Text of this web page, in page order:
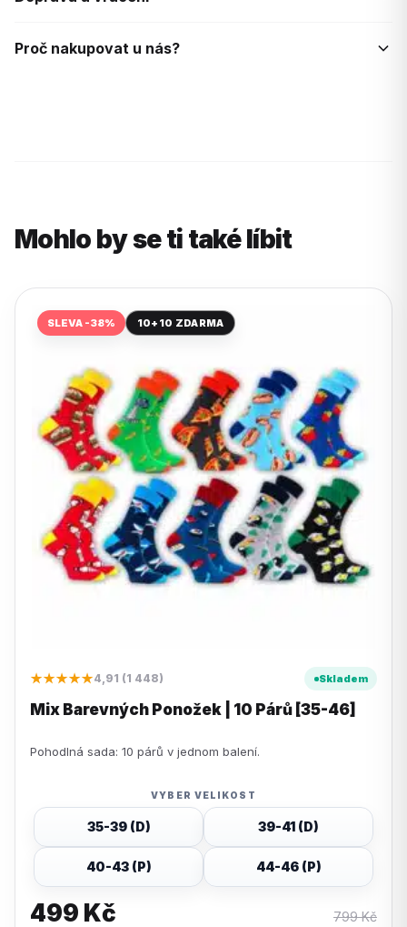
Proč nakupovat u nás?
Mohlo by se ti také líbit
SLEVA -38% 10+10 ZDARMA
★★★★★4,91 (1 448) Skladem
Mix Barevných Ponožek | 10 Párů [35-46]
Pohodlná sada: 10 párů v jednom balení.
VYBER VELIKOST
35-39 (D) 39-41 (D)
40-43 (P) 44-46 (P)
499 Kč 799Kč